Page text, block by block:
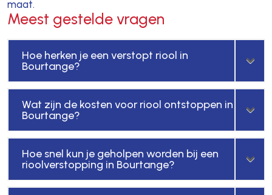
maat.
Meest gestelde vragen
Hoe herken je een verstopt riool in
Bourtange?
Wat zijn de kosten voor riool ontstoppen in
Bourtange?
Hoe snel kun je geholpen worden bij een
rioolverstopping in Bourtange?